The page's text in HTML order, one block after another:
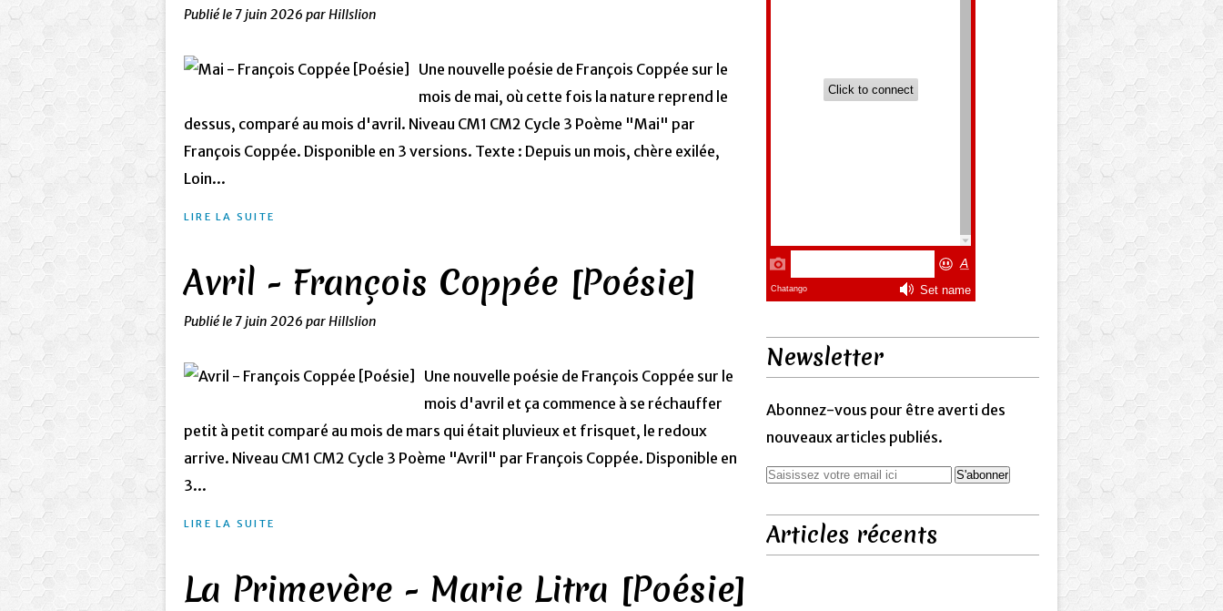
Publié le 7 juin 2026 par Hillslion
Une nouvelle poésie de François Coppée sur le
mois de mai, où cette fois la nature reprend le
dessus, comparé au mois d'avril. Niveau CM1 CM2 Cycle 3 Poème "Mai" par
François Coppée. Disponible en 3 versions. Texte : Depuis un mois, chère exilée,
Loin...
LIRE LA SUITE
Avril - François Coppée [Poésie]
Publié le 7 juin 2026 par Hillslion
Une nouvelle poésie de François Coppée sur le
mois d'avril et ça commence à se réchauffer
petit à petit comparé au mois de mars qui était pluvieux et frisquet, le redoux
arrive. Niveau CM1 CM2 Cycle 3 Poème "Avril" par François Coppée. Disponible en
3...
LIRE LA SUITE
La Primevère - Marie Litra [Poésie]
Newsletter
Abonnez-vous pour être averti des
nouveaux articles publiés.
Articles récents